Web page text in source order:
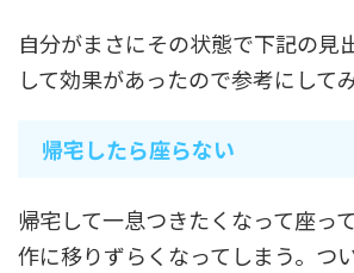
自分がまさにその状態で下記の見
して効果があったので参考にして
帰宅したら座らない
帰宅して一息つきたくなって座っ
作に移りずらくなってしまう。つ